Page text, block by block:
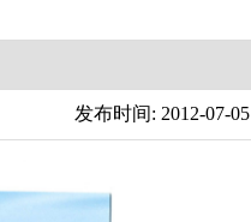
发布时间: 2012-07-05